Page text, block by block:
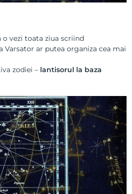
vezi toata ziua scriind
Varsator ar putea organiza cea mai
zodiei – lantisorul la baza